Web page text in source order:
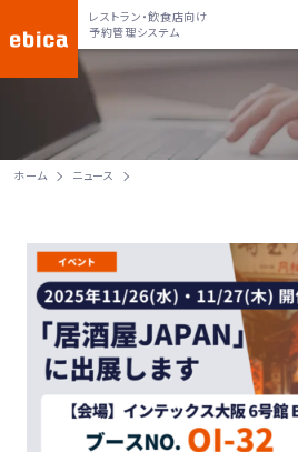
レストラン・飲食店向け
予約管理システム
ホーム ニュース